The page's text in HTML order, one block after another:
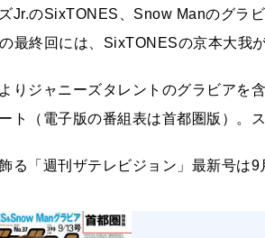
Jr.のSixTONES、Snow Manのグラ
の最終回には、SixTONESの京本大我
りジャニーズタレントのグラビアを
ト（電子版の番組表は首都圏版）。
る「週刊ザテレビジョン」最新号は